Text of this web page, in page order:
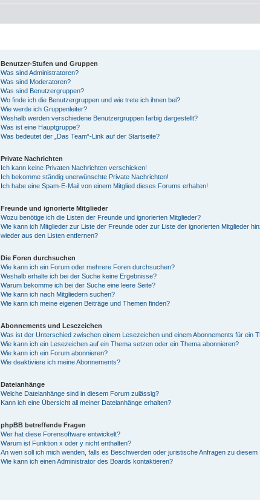
Benutzer-Stufen und Gruppen
Was sind Administratoren?
Was sind Moderatoren?
Was sind Benutzergruppen?
Wo finde ich die Benutzergruppen und wie trete ich ihnen bei?
Wie werde ich Gruppenleiter?
Weshalb werden verschiedene Benutzergruppen farbig dargestellt?
Was ist eine Hauptgruppe?
Was bedeutet der „Das Team“-Link auf der Startseite?
Private Nachrichten
Ich kann keine Privaten Nachrichten verschicken!
Ich bekomme ständig unerwünschte Private Nachrichten!
Ich habe eine Spam-E-Mail von einem Mitglied dieses Forums erhalten!
Freunde und ignorierte Mitglieder
Wozu benötige ich die Listen der Freunde und ignorierten Mitglieder?
Wie kann ich Mitglieder zur Liste der Freunde oder zur Liste der ignorierten Mitglieder
wieder aus den Listen entfernen?
Die Foren durchsuchen
Wie kann ich ein Forum oder mehrere Foren durchsuchen?
Weshalb erhalte ich bei der Suche keine Ergebnisse?
Warum bekomme ich bei der Suche eine leere Seite?
Wie kann ich nach Mitgliedern suchen?
Wie kann ich meine eigenen Beiträge und Themen finden?
Abonnements und Lesezeichen
Was ist der Unterschied zwischen einem Lesezeichen und einem Abonnements für ein
Wie kann ich ein Lesezeichen auf ein Thema setzen oder ein Thema abonnieren?
Wie kann ich ein Forum abonnieren?
Wie deaktiviere ich meine Abonnements?
Dateianhänge
Welche Dateianhänge sind in diesem Forum zulässig?
Kann ich eine Übersicht all meiner Dateianhänge erhalten?
phpBB betreffende Fragen
Wer hat diese Forensoftware entwickelt?
Warum ist Funktion x oder y nicht enthalten?
An wen soll ich mich wenden, falls es Beschwerden oder juristische Anfragen zu diesem
Wie kann ich einen Administrator des Boards kontaktieren?